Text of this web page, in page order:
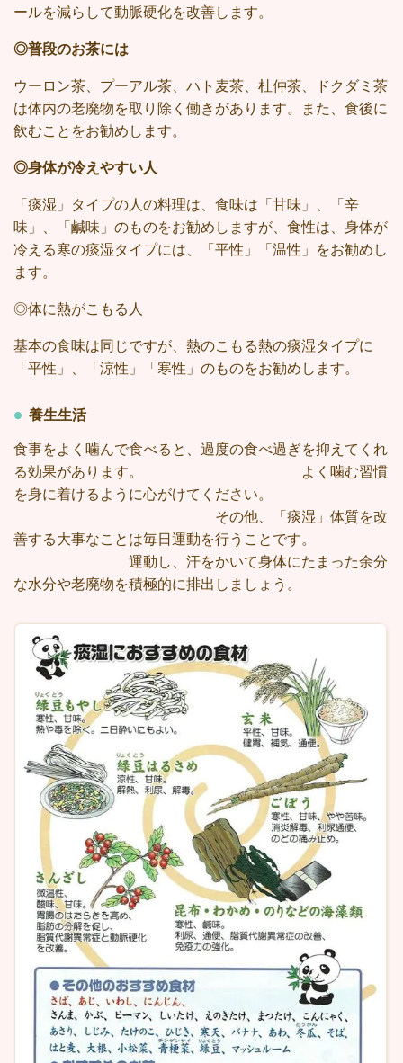
ールを減らして動脈硬化を改善します。
◎普段のお茶には
ウーロン茶、プーアル茶、ハト麦茶、杜仲茶、ドクダミ茶
は体内の老廃物を取り除く働きがあります。また、食後に
飲むことをお勧めします。
◎身体が冷えやすい人
「痰湿」タイプの人の料理は、食味は「甘味」、「辛
味」、「 鹹味 」のものをお勧めしますが、食性は、身体が
冷える寒の痰湿タイプには、「平性」「温性」をお勧めし
ます。
◎体に熱がこもる人
基本の食味は同じですが、熱のこもる熱の痰湿タイプに
「平性」、「涼性」「寒性」のものをお勧めします。
養生生活
食事をよく噛んで食べると、過度の食べ過ぎを抑えてくれ
る効果があります。 よく噛む習慣
を身に着けるように心がけてください。
その他、「痰湿」体質を改
善する大事なことは毎日運動を行うことです。
運動し、汗をかいて身体にたまった余分
な水分や老廃物を積極的に排出しましょう。